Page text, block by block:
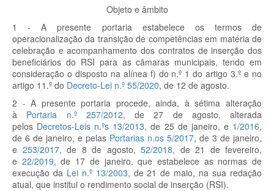
Objeto e âmbito
1 - A presente portaria estabelece os termos de
operacionalização da transição de competências em matéria de
celebração e acompanhamento dos contratos de inserção dos
beneficiários do RSI para as câmaras municipais, tendo em
consideração o disposto na alínea f) do n.º 1 do artigo 3.º e no
artigo 11.º do Decreto-Lei n.º 55/2020, de 12 de agosto.
2 - A presente portaria procede, ainda, à sétima alteração
à
Portaria n.º 257/2012, de 27 de agosto, alterada
pelos Decretos-Leis n.ºs 13/2013, de 25 de janeiro, e 1/2016,
de 6 de janeiro, e pelas Portarias n.os 5/2017, de 3 de janeiro,
e 253/2017, de 8 de agosto, 52/2018, de 21 de fevereiro,
e 22/2019, de 17 de janeiro, que estabelece as normas de
execução da Lei n.º 13/2003, de 21 de maio, na sua redação
atual, que institui o rendimento social de inserção (RSI).